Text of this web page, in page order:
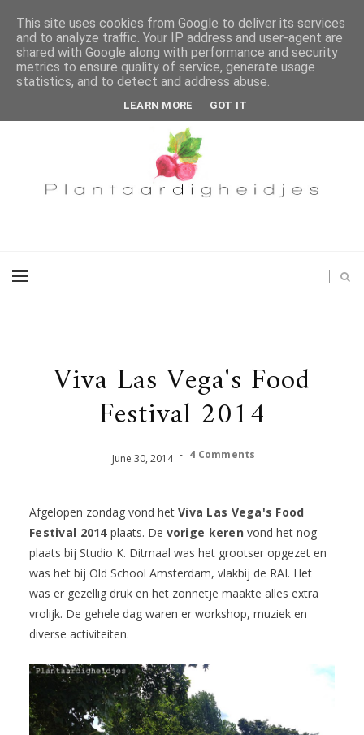
Viva Las Vega's Food
Festival 2014
June 30,2014 - 4 Comments
Afgelopen zondag vond het Viva Las Vega's Food
Festival 2014plaats. De vorige keren vond het nog
plaats bij Studio K. Ditmaal was het grootser opgezet en
was het bij Old School Amsterdam, vlakbij de RAI. Het
was er gezellig druk en het zonnetje maakte alles extra
vrolijk. De gehele dag waren er workshop, muziek en
diverse activiteiten.
This site uses cookies from Google to deliver its services
and to analyze traffic. Your IP address and user-agent are
shared with Google along with performance and security
metrics to ensure quality of service, generate usage
statistics, and to detect and address abuse.
LEARN MORE GOT IT